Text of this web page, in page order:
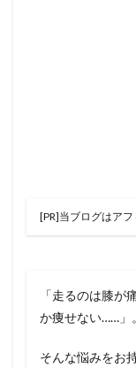
[PR]当ブログはアフ
「走るのは膝が
か痩せない……」。
そんな悩みをお